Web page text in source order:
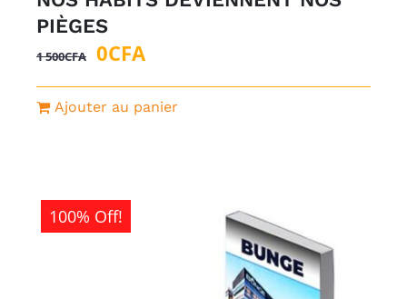
PIÈGES
1 500CFA
Le
prix
initial
0CFALe
prix
actuel
Ajouter au panier
100% Off!